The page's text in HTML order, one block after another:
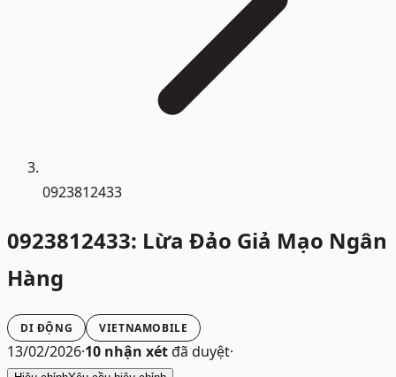
0923812433
0923812433: Lừa Đảo Giả Mạo Ngân
Hàng
DI ĐỘNG VIETNAMOBILE
13/02/2026·10 nhận xétđã duyệt·